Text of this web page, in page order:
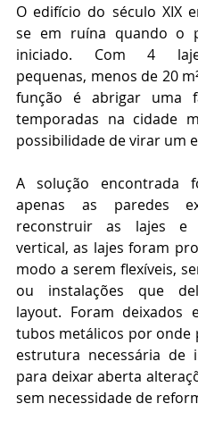
O edifício do século XIX
se em ruína quando o
iniciado. Com 4
pequenas, menos de 20
função é abrigar uma
temporadas na cidade
possibilidade de virar um
A solução encontrada
apenas as paredes
reconstruir as lajes e
vertical, as lajes foram
modo a serem flexíveis,
ou instalações que
layout. Foram deixados
tubos metálicos por onde
estrutura necessária de
para deixar aberta
sem necessidade de